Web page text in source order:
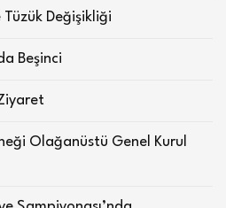
Değişikliği
Beşinci
Olağanüstü Genel Kurul